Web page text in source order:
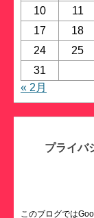
10
11
17
18
24
25
31
« 2月
プライバ
このブログでは